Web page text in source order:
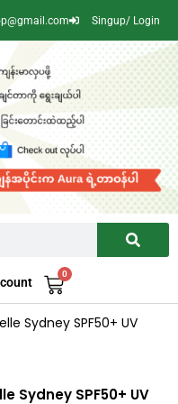
Singup/ Login
0
Cart
Sydney SPF50+ UV
Sydney SPF50+ UV